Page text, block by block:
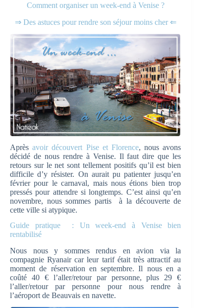
Comment organiser un week-end à Venise ?
⇒ Des astuces pour rendre son séjour moins cher ⇐
Aprèsavoir découvert Pise et Florence, nous avons
décidé de nous rendre à Venise. Il faut dire que les
retours sur le net sont tellement positifs qu’il est bien
difficile d’y résister. On aurait pu patienter jusqu’en
février pour le carnaval, mais nous étions bien trop
pressés pour attendre si longtemps. C’est ainsi qu’en
novembre, nous sommes partis à la découverte de
cette ville si atypique.
Guide pratique : Un week-end à Venise bien
rentabilisé
Nous nous y sommes rendus en avion via la
compagnie Ryanair car leur tarif était très attractif au
moment de réservation en septembre. Il nous en a
coûté 40 € l’aller/retour par personne, plus 29 €
l’aller/retour par personne pour nous rendre à
l’aéroport de Beauvais en navette.